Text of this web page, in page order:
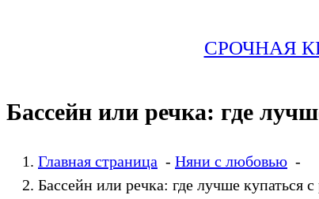
СРОЧНАЯ
Бассейн или речка: где
Главная страница - Няни с любовью -
Бассейн или речка: где лучше купаться